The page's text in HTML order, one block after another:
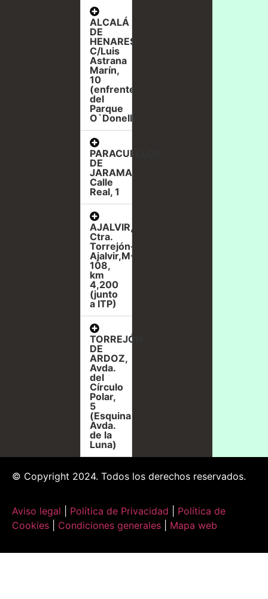
ALCALÁ
DE
HENARES,
C/Luis
Astrana
Marín,
10
(enfrente
del
Parque
O`Donell)
PARACUELLOS
DE
JARAMA,
Calle
Real, 1
AJALVIR,
Ctra.
Torrejón-
Ajalvir,M-
108,
km
4,200
(junto
a ITP)
TORREJÓN
DE
ARDOZ,
Avda.
del
Círculo
Polar,
5
(Esquina
Avda.
de la
Luna)
© Copyright 2024. Todos los derechos reservados.
Aviso legal Política de Privacidad
Política de
Cookies
Condiciones generales Mapa web